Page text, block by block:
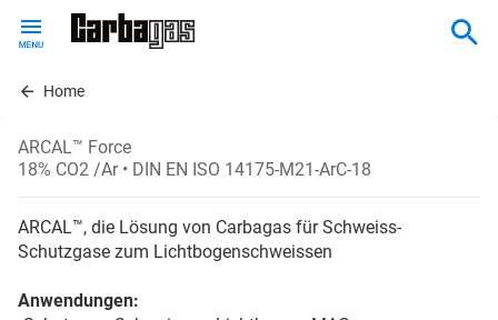
contentHome
ARCAL™ Force
18% CO2 /Ar • DIN EN ISO 14175-M21-ArC-18
ARCAL™, die Lösung von Carbagas für Schweiss-
Schutzgase zum Lichtbogenschweissen
Anwendungen: